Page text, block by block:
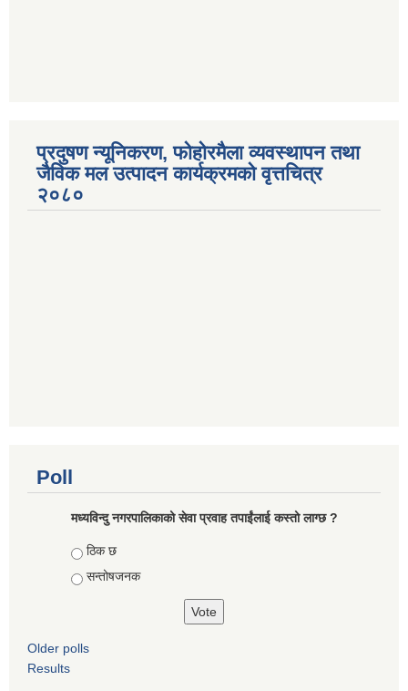
प्रदुषण न्यूनिकरण, फोहोरमैला व्यवस्थापन तथा
जैविक मल उत्पादन कार्यक्रमको वृत्तचित्र
२०८०
Poll
मध्यविन्दु नगरपालिकाको सेवा प्रवाह तपाईंलाई कस्तो लाग्छ ?
Choices
ठिक छ
सन्तोषजनक
Older polls
Results